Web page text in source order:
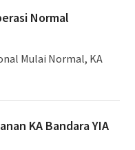
Normal
Mulai Normal, KA
KA Bandara YIA